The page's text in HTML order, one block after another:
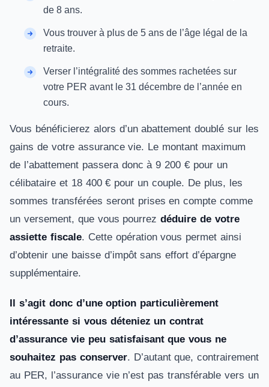
de 8 ans.
Vous trouver à plus de 5 ans de l’âge légal de la
retraite.
Verser l’intégralité des sommes rachetées sur
votre PER avant le 31 décembre de l’année en
cours.
Vous bénéficierez alors d’un abattement doublé sur les
gains de votre assurance vie. Le montant maximum
de l’abattement passera donc à 9 200 € pour un
célibataire et 18 400 € pour un couple. De plus, les
sommes transférées seront prises en compte comme
un versement, que vous pourrezdéduire de votre
assiette fiscale. Cette opération vous permet ainsi
d’obtenir une baisse d’impôt sans effort d’épargne
supplémentaire.
Il s’agit donc d’une option particulièrement
intéressante si vous déteniez un contrat
d’assurance vie peu satisfaisant que vous ne
souhaitez pas conserver. D’autant que, contrairement
au PER, l’assurance vie n’est pas transférable vers un